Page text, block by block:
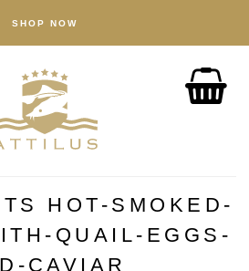
Fisk
Tilbehør
Attilus-måden
Vores dambrug
Vores produkter
HOT-SMOKED-
QUAIL-EGGS-
CAVIAR
SHOP NOW